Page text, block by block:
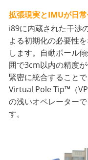
拡張現実とIMUが日
i89に内蔵された干渉
よる初期化の必要性
します。自動ポール
囲で3cm以内の精度
緊密に統合すること
Virtual Pole Tip™（
の浅いオペレーター
す。